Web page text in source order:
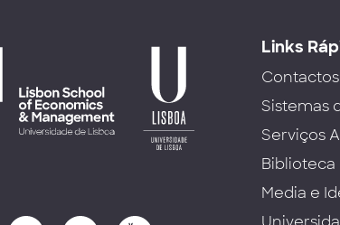
Links
Contactos
Sistemas
Serviços
Biblioteca
Media e